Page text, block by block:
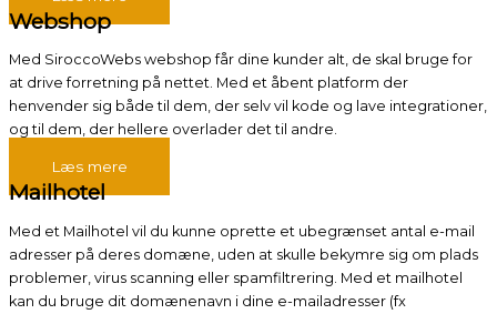
Webshop
Med SiroccoWebs webshop får dine kunder alt, de skal bruge for
at drive forretning på nettet. Med et åbent platform der
henvender sig både til dem, der selv vil kode og lave integrationer,
og til dem, der hellere overlader det til andre.
Læs mere
Mailhotel
Med et Mailhotel vil du kunne oprette et ubegrænset antal e-mail
adresser på deres domæne, uden at skulle bekymre sig om plads
problemer, virus scanning eller spamfiltrering. Med et mailhotel
kan du bruge dit domænenavn i dine e-mailadresser (fx